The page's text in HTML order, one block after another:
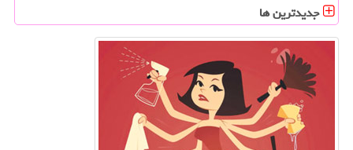
جدیدترین ها